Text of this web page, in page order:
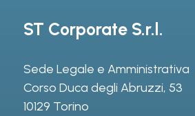
ST Corporate S.r.l.
Sede Legale e Amministrativa
Corso Duca degli Abruzzi, 53
10129 Torino